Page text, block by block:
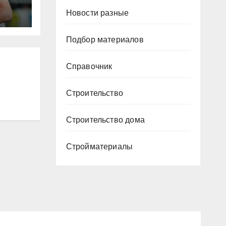
Новости разные
Подбор материалов
Справочник
Строительство
Строительство дома
Стройматериалы